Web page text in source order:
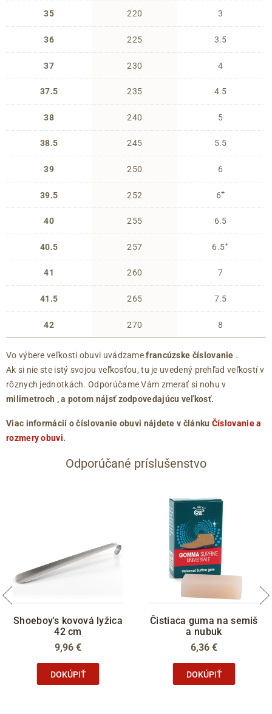
35
36
37
37.5
38
38.5
39
39.5
40
40.5
41
41.5
42
220
225
230
235
240
245
250
252
255
257
260
265
270
3
3.5
4
4.5
5
5.5
6
6+
6.5
6.5+
7
7.5
8
Vo výbere veľkosti obuvi uvádzamefrancúzske číslovanie .
Ak si nie ste istý svojou veľkosťou, tu je uvedený prehľad veľkostí v
rôznych jednotkách. Odporúčame Vám zmerať si nohu v
milimetroch , a potom nájsť zodpovedajúcu veľkosť.
Viac informácií o číslovanie obuvi nájdete v článku Číslovanie a
rozmery obuvi.
Odporúčané príslušenstvo
Shoeboy's kovová lyžica
42 cm
9,96 €
DOKÚPIŤ
Čistiaca guma na semiš
a nubuk
6,36 €
DOKÚPIŤ